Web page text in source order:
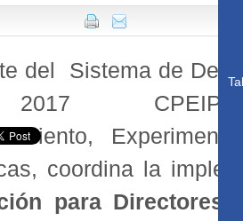
del Sistema de
coordina la
para Directores